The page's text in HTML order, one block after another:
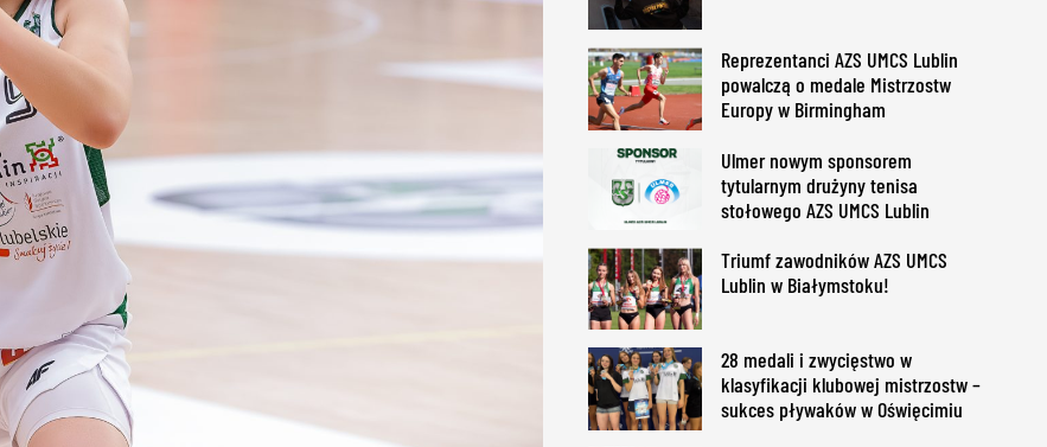
Reprezentanci AZS UMCS Lublin
powalczą o medale Mistrzostw
Europy w Birmingham
Ulmer nowym sponsorem
tytularnym drużyny tenisa
stołowego AZS UMCS Lublin
Triumf zawodników AZS UMCS
Lublin w Białymstoku!
28 medali i zwycięstwo w
klasyfikacji klubowej mistrzostw –
sukces pływaków w Oświęcimiu